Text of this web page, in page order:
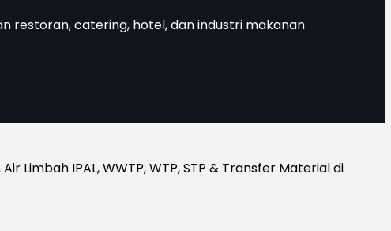
restoran, catering, hotel, dan industri makanan
IPAL, WWTP, WTP, STP & Transfer Material di